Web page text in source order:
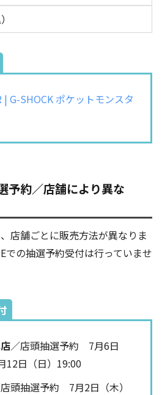
| G-SHOCK ポケットモンスタ
予約／店舗により異な
店舗ごとに販売方法が異なりま
での抽選予約受付は行っていませ
／店頭抽選予約 7月6日
12日（日）19:00
頭抽選予約 7月2日（木）